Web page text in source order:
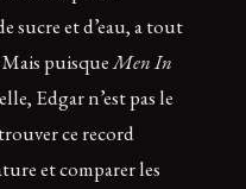
sucre et d’eau, a tout
Mais puisqueMen In
Edgar n’est pas le
ce record
et comparer les